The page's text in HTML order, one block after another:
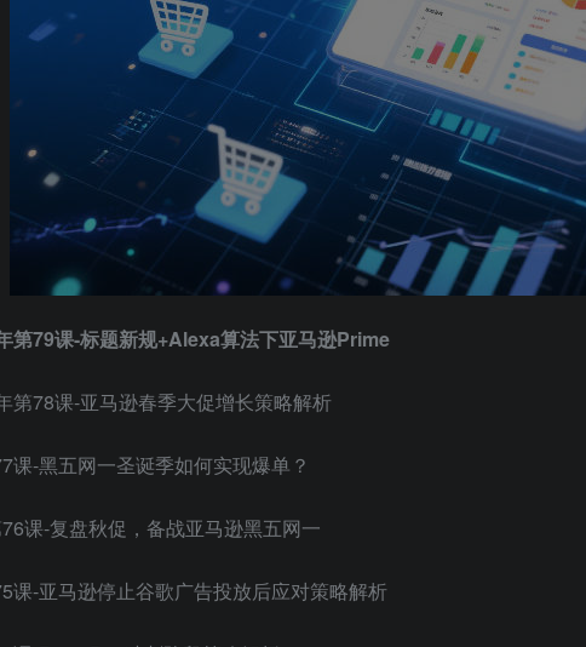
第79课-标题新规+Alexa算法下亚马逊Prime
第78课-亚马逊春季大促增长策略解析
-黑五网一圣诞季如何实现爆单？
课-复盘秋促，备战亚马逊黑五网一
课-亚马逊停止谷歌广告投放后应对策略解析